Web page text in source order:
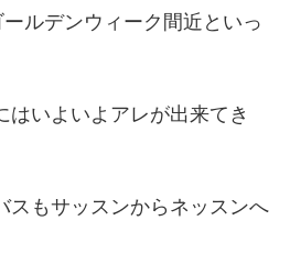
ルデンウィーク間近といっ
はいよいよアレが出来てき
スもサッスンからネッスンへ